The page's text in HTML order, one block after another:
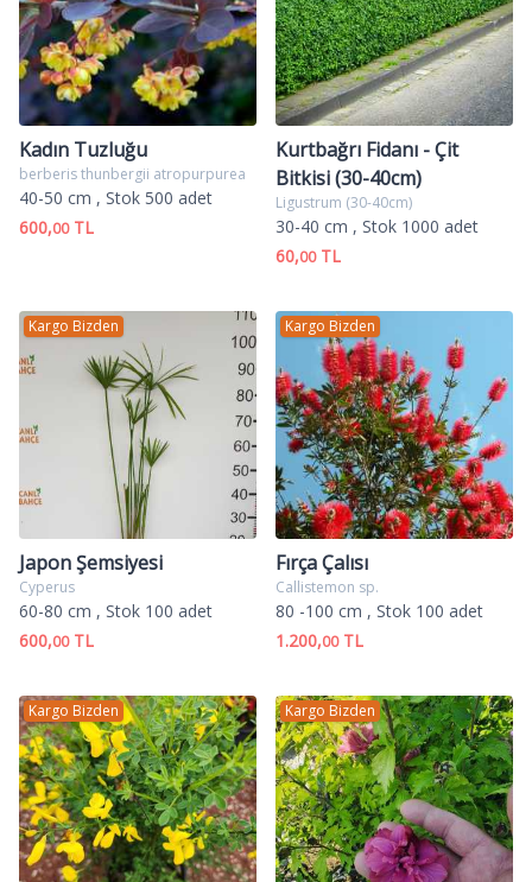
Kadın Tuzluğu
berberis thunbergii atropurpurea
40-50 cm , Stok 500 adet
600,00TL
Kurtbağrı Fidanı - Çit
Bitkisi (30-40cm)
Ligustrum (30-40cm)
30-40 cm , Stok 1000 adet
60,00TL
Kargo Bizden
Japon Şemsiyesi
Cyperus
60-80 cm , Stok 100 adet
600,00TL
Kargo Bizden
Fırça Çalısı
Callistemon sp.
80 -100 cm , Stok 100 adet
1.200,00TL
Kargo Bizden Kargo Bizden